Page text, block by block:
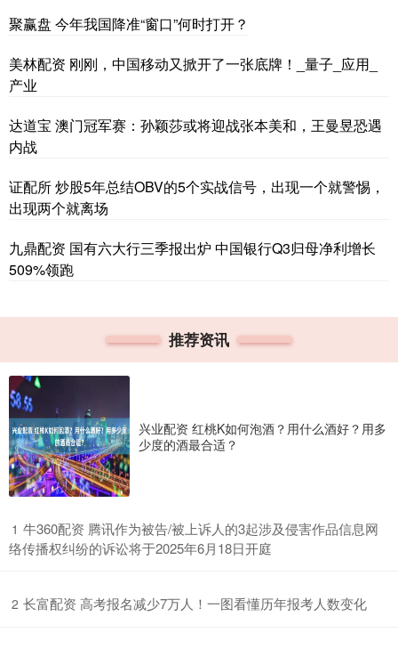
聚赢盘 今年我国降准“窗口”何时打开？
美林配资 刚刚，中国移动又掀开了一张底牌！_量子_应用_
产业
达道宝 澳门冠军赛：孙颖莎或将迎战张本美和，王曼昱恐遇
内战
证配所 炒股5年总结OBV的5个实战信号，出现一个就警惕，
出现两个就离场
九鼎配资 国有六大行三季报出炉 中国银行Q3归母净利增长
509%领跑
推荐资讯
兴业配资 红桃K如何泡酒？用什么酒好？用多
少度的酒最合适？
1 ​牛360配资 腾讯作为被告/被上诉人的3起涉及侵害作品信息网
络传播权纠纷的诉讼将于2025年6月18日开庭
2 ​长富配资 高考报名减少7万人！一图看懂历年报考人数变化